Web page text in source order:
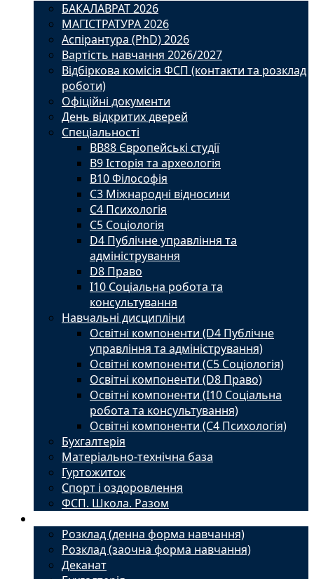
БАКАЛАВРАТ 2026
МАГІСТРАТУРА 2026
Аспірантура (PhD) 2026
Вартість навчання 2026/2027
Відбіркова комісія ФСП (контакти та розклад
роботи)
Офіційні документи
День відкритих дверей
Спеціальності
BВ88 Європейські студії
B9 Історія та археологія
B10 Філософія
C3 Міжнародні відносини
C4 Психологія
С5 Соціологія
D4 Публічне управління та
адміністрування
D8 Право
I10 Соціальна робота та
консультування
Навчальні дисципліни
Освітні компоненти (D4 Публічне
управління та адміністрування)
Освітні компоненти (С5 Соціологія)
Освітні компоненти (D8 Право)
Освітні компоненти (I10 Соціальна
робота та консультування)
Освітні компоненти (С4 Психологія)
Бухгалтерія
Матеріально-технічна база
Гуртожиток
Спорт і оздоровлення
ФСП. Школа. Разом
Розклад (денна форма навчання)
Розклад (заочна форма навчання)
Деканат